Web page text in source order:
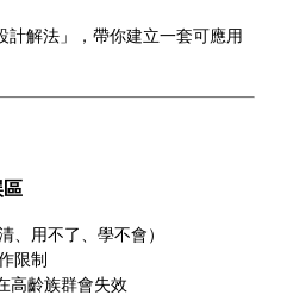
解法」，帶你建立一套可應用
、用不了、學不會）
限制
高齡族群會失效